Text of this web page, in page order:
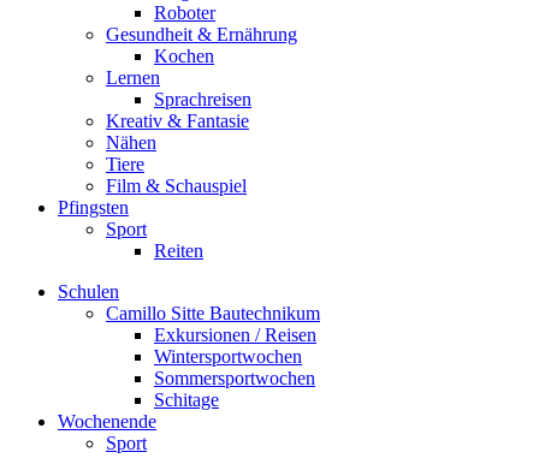
Roboter
Gesundheit & Ernährung
Kochen
Lernen
Sprachreisen
Kreativ & Fantasie
Nähen
Tiere
Film & Schauspiel
Pfingsten
Sport
Reiten
Schulen
Camillo Sitte Bautechnikum
Exkursionen / Reisen
Wintersportwochen
Sommersportwochen
Schitage
Wochenende
Sport